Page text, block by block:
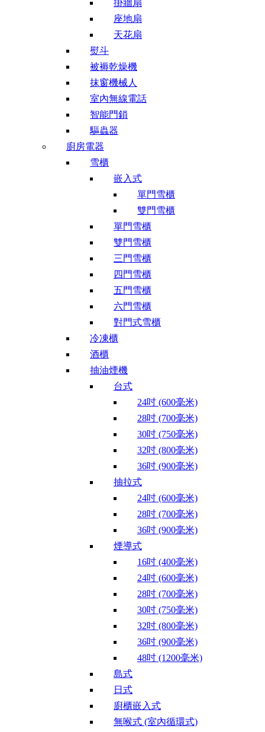
掛牆扇
座地扇
天花扇
熨斗
被褥乾燥機
抹窗機械人
室內無線電話
智能門鎖
驅蟲器
廚房電器
雪櫃
嵌入式
單門雪櫃
雙門雪櫃
單門雪櫃
雙門雪櫃
三門雪櫃
四門雪櫃
五門雪櫃
六門雪櫃
對門式雪櫃
冷凍櫃
酒櫃
抽油煙機
台式
24吋 (600毫米)
28吋 (700毫米)
30吋 (750毫米)
32吋 (800毫米)
36吋 (900毫米)
抽拉式
24吋 (600毫米)
28吋 (700毫米)
36吋 (900毫米)
煙導式
16吋 (400毫米)
24吋 (600毫米)
28吋 (700毫米)
30吋 (750毫米)
32吋 (800毫米)
36吋 (900毫米)
48吋 (1200毫米)
島式
日式
廚櫃嵌入式
無喉式 (室內循環式)